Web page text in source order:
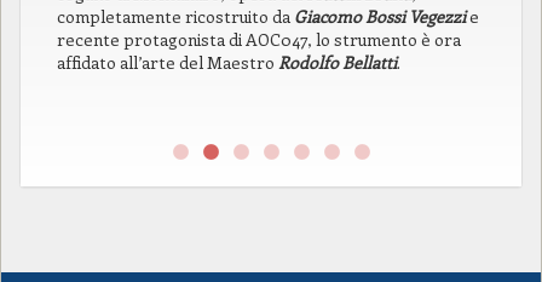
completamente ricostruito da Giacomo Bossi Vegezzie
recente protagonista di AOC047, lo strumento è ora
affidato all’arte del Maestro Rodolfo Bellatti.